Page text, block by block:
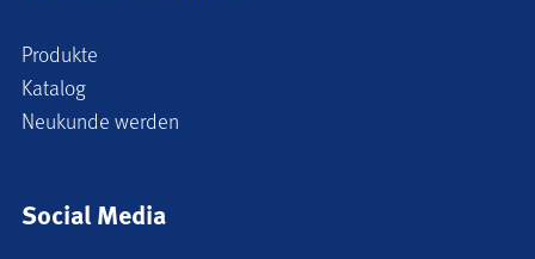
Produkte
Katalog
Neukunde werden
Social Media